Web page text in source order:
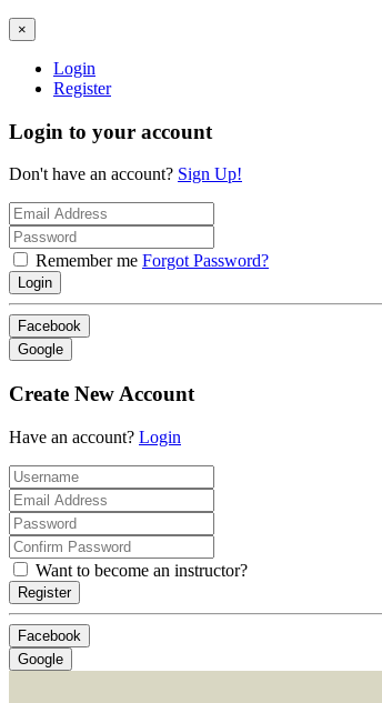
×
Login
Register
Login to your account
Don't have an account? Sign Up!
Remember me Forgot Password?
Login
Facebook
Google
Create New Account
Have an account? Login
Want to become an instructor?
Register
Facebook
Google